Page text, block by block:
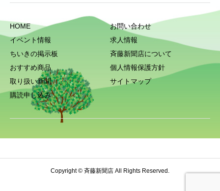
HOME
イベント情報
ちいきの掲示板
おすすめ商品
取り扱い新聞
購読申し込み
お問い合わせ
求人情報
斉藤新聞店について
個人情報保護方針
サイトマップ
Copyright © 斉藤新聞店 All Rights Reserved.